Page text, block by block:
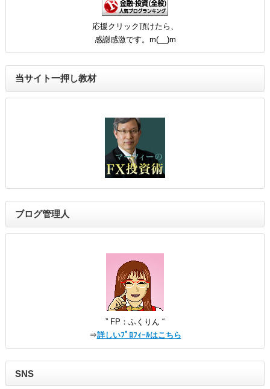
応援クリック頂けたら、
感謝感激です。m(__)m
当サイト一押し教材
ブログ管理人
” FP：ふくりん “
⇒詳しいﾌﾟﾛﾌｨｰﾙはこちら
SNS